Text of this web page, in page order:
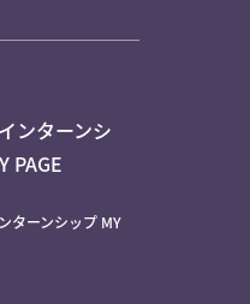
ンターンシ
PAGE
ターンシップ MY